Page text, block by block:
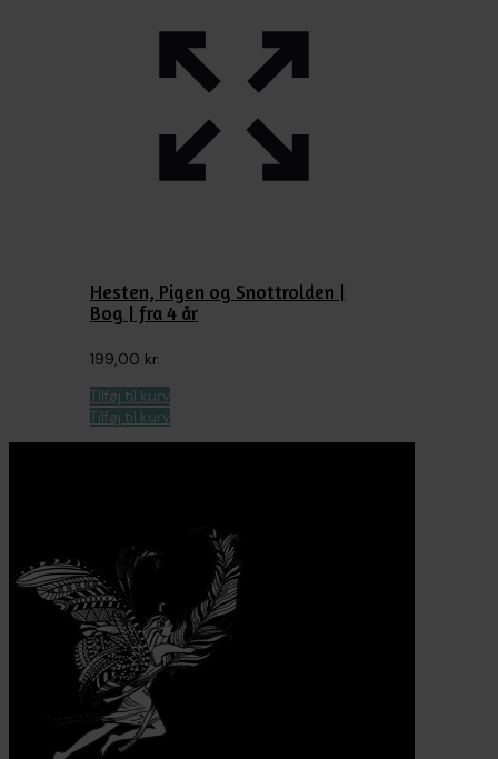
Hesten, Pigen og Snottrolden |
Bog | fra 4 år
199,00 kr.
Tilføj til kurv
Tilføj til kurv